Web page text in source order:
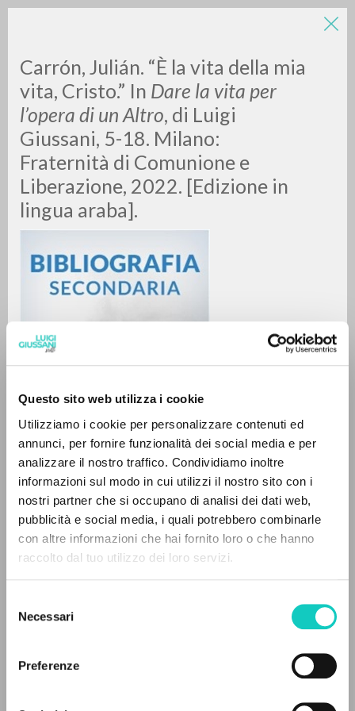
Questo sito web utilizza i cookie
Utilizziamo i cookie per personalizzare contenuti ed
annunci, per fornire funzionalità dei social media e per
analizzare il nostro traffico. Condividiamo inoltre
informazioni sul modo in cui utilizzi il nostro sito con i
nostri partner che si occupano di analisi dei dati web,
pubblicità e social media, i quali potrebbero combinarle
con altre informazioni che hai fornito loro o che hanno
raccolto dal tuo utilizzo dei loro servizi.
delNecessari
Preferenze
Carrón, Julián. “È la vita della mia
vita, Cristo.” In Dare la vita per
l’opera di un Altro, di Luigi
Giussani, 5-18. Milano:
Fraternità di Comunione e
Liberazione, 2022. [Edizione in
lingua araba].
Carrón Julián
Giussani Luigi
Autore
2022
0DOCUMENTI TROVATI
RISULTATI SUCCESSIVI
IL PROGETTO
Il portale raccoglie e rende accessibili gli scritti
di Luigi Giussani: quasi 5000 voci bibliografiche,
testi integrali in 5 lingue e percorsi tematici
dedicati.